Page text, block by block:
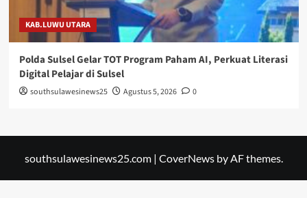
KAB.LUWU UTARA
Polda Sulsel Gelar TOT Program Paham AI, Perkuat Literasi
Digital Pelajar di Sulsel
southsulawesinews25 Agustus 5, 2026 0
southsulawesinews25.com | CoverNewsby AF themes.